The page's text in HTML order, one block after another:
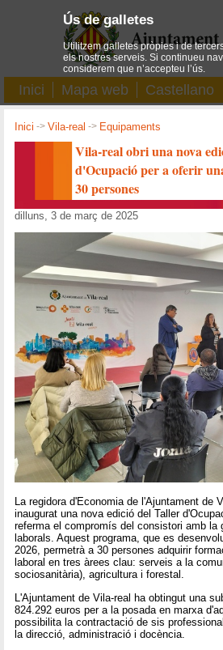
Inici Mapa web Castellano
Inici ->Vila-real -> Equipaments
Vila-real obri una nova
d'Ocupació per a oferir
30 persones
dilluns, 3 de març de 2025
La regidora d'Economia de l'Ajuntament de
inaugurat una nova edició del Taller
referma el compromís del consistori amb la
laborals. Aquest programa, que es
2026, permetrà a 30 persones adquirir
laboral en tres àrees clau: serveis a la
sociosanitària), agricultura i forestal.
L'Ajuntament de Vila-real ha obtingut una
824.292 euros per a la posada en marxa
possibilita la contractació de sis
la direcció, administració i docència.
Ús de galletes
Utilitzem galletes pròpies i de
els nostres serveis. Si continueu
considerem que n’accepteu l’ús.